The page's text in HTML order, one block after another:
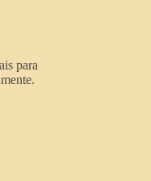
para